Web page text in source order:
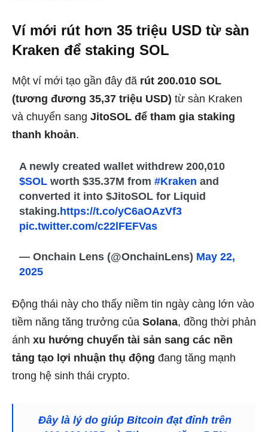
Ví mới rút hơn 35 triệu USD từ sàn
Kraken để staking SOL
Một ví mới tạo gần đây đã rút 200.010 SOL
(tương đương 35,37 triệu USD) từ sàn Kraken
và chuyển sang JitoSOL để tham gia staking
thanh khoản.
A newly created wallet withdrew 200,010
$SOL worth $35.37M from#Kraken and
converted it into $JitoSOL for Liquid
staking.https://t.co/yC6aOAzVf3
pic.twitter.com/c22lFEFVas
— Onchain Lens (@OnchainLens) May 22,
2025
Động thái này cho thấy niềm tin ngày càng lớn vào
tiềm năng tăng trưởng của Solana, đồng thời phản
ánh xu hướng chuyển tài sản sang các nền
tảng tạo lợi nhuận thụ động đang tăng mạnh
trong hệ sinh thái crypto.
Đây là lý do giúp Bitcoin đạt đỉnh trên